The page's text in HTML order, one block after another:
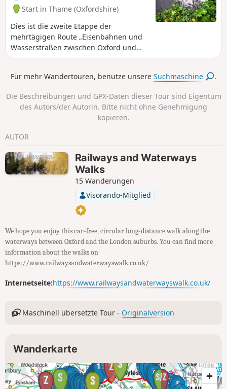
Start in Thame (Oxfordshire)
Dies ist die zweite Etappe der
mehrtägigen Route „Eisenbahnen und
Wasserstraßen zwischen Oxford und
London“. Ein angenehmer Spaziergang
an Notley Abbey und durch malerische
Eythrope Park, bevor es über eine
ruhige Privatstraße zum Dorf Stone
geht. Bis zum Abschluss der Arbeiten
an der HS2 endet diese Etappe in Stone,
Aylesbury entfernt liegt.
Für mehr Wandertouren, benutze unsereSuchmaschine .
Die Beschreibungen und GPX-Daten dieser Tour sind Eigentum
des Autors/der Autorin. Bitte nicht ohne Genehmigung
kopieren.
AUTOR
Railways and Waterways
Walks
15 Wanderungen
Visorando-Mitglied
We hope you enjoy this car-free, circular long-distance walk along the
waterways between Oxford and the London suburbs. You can find more
information about the walks on
https://www.railwaysandwaterwayswalk.co.uk/
Internetseite:https://www.railwaysandwaterwayswalk.co.uk/
Maschinell übersetzte Tour - Originalversion
Wanderkarte
12
34567
89
10
11
12
13
14
1516
1
2
3
4
5
67
8
9
10
11
12
13
14
1516 1 2345
67
8
123 45
9
10